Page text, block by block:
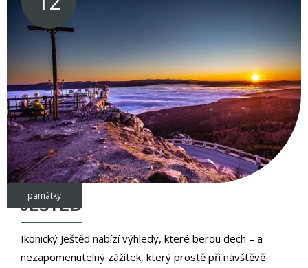
památky
JEŠTĚD
Ikonický Ještěd nabízí výhledy, které berou dech – a
nezapomenutelný zážitek, který prostě při návštěvě